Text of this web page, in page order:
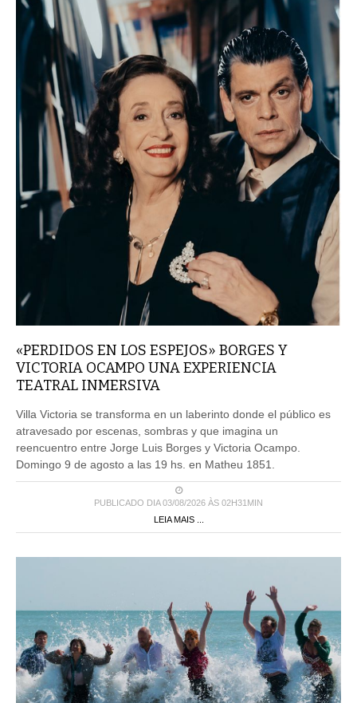
«PERDIDOS EN LOS ESPEJOS» BORGES Y
VICTORIA OCAMPO UNA EXPERIENCIA
TEATRAL INMERSIVA
Villa Victoria se transforma en un laberinto donde el público es
atravesado por escenas, sombras y que imagina un
reencuentro entre Jorge Luis Borges y Victoria Ocampo.
Domingo 9 de agosto a las 19 hs. en Matheu 1851.
PUBLICADO DIA 03/08/2026 ÀS 02H31MIN
LEIA MAIS ...